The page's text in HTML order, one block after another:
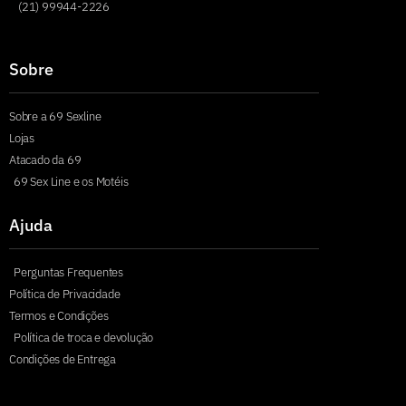
(21) 99944-2226
Sobre
Sobre a 69 Sexline
Lojas
Atacado da 69
69 Sex Line e os Motéis
Ajuda
Perguntas Frequentes
Política de Privacidade
Termos e Condições
Política de troca e devolução
Condições de Entrega